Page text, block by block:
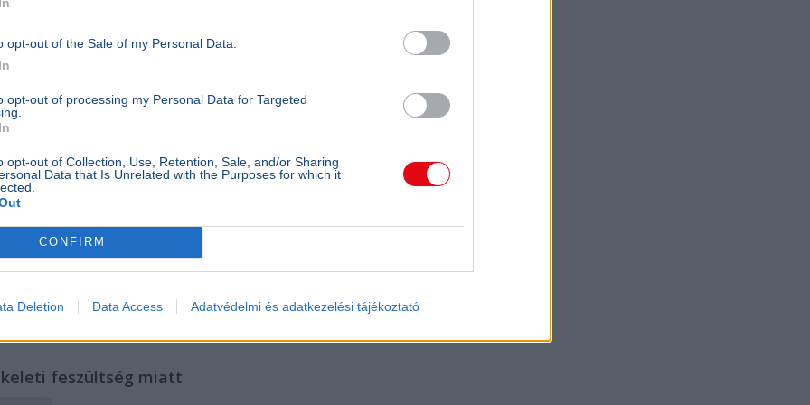
opt-out of the Sale of my Personal Data.
opt-out of processing my Personal Data for Targeted
opt-out of Collection, Use, Retention, Sale, and/or Sharing
Data that Is Unrelated with the Purposes for which it
CONFIRM
Deletion Data Access Adatvédelmi és adatkezelési tájékoztató
növekedést az
amerikai szinthez
Darvas
Márton
2026.
07. 11.
pénteken jóváhagyják Magyarország módosított
feszültség miatt